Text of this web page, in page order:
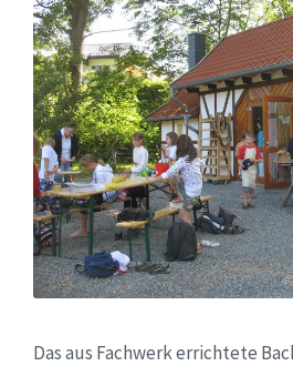
Das aus Fachwerk errichtete